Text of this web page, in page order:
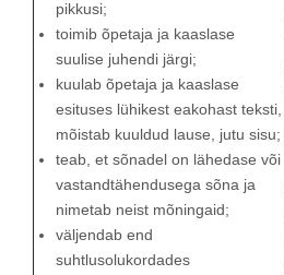
pikkusi;
toimib õpetaja ja kaaslase
suulise juhendi järgi;
kuulab õpetaja ja kaaslase
esituses lühikest eakohast teksti,
mõistab kuuldud lause, jutu sisu;
teab, et sõnadel on lähedase või
vastandtähendusega sõna ja
nimetab neist mõningaid;
väljendab end
suhtlusolukordades